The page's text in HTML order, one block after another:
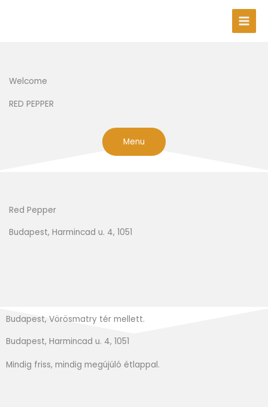
Welcome
RED PEPPER
Menu
Red Pepper
Budapest, Harmincad u. 4, 1051
Budapest, Vörösmatry tér mellett.
Budapest, Harmincad u. 4, 1051
Mindig friss, mindig megújúló étlappal.